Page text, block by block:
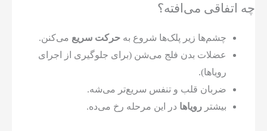
چه اتفاقی می‌افته؟
چشم‌ها زیر پلک‌ها شروع به حرکت سریع می‌کنن.
عضلات بدن فلج می‌شن (برای جلوگیری از اجرای
رویاها).
ضربان قلب و تنفس سریع‌تر می‌شه.
بیشتر رویاها در این مرحله رخ می‌ده.